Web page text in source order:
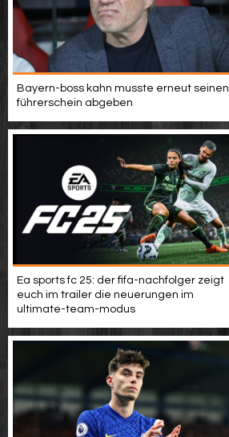
Bayern-boss kahn musste erneut seinen
führerschein abgeben
Ea sports fc 25: der fifa-nachfolger zeigt
euch im trailer die neuerungen im
ultimate-team-modus